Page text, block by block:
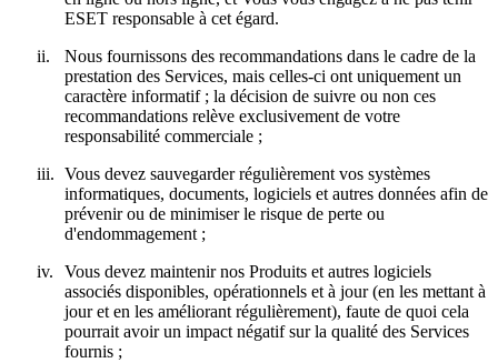
ESET responsable à cet égard.
ii.
Nous fournissons des recommandations dans le cadre de la
prestation des Services, mais celles-ci ont uniquement un
caractère informatif ; la décision de suivre ou non ces
recommandations relève exclusivement de votre
responsabilité commerciale ;
iii. Vous devez sauvegarder régulièrement vos systèmes
informatiques, documents, logiciels et autres données afin de
prévenir ou de minimiser le risque de perte ou
d'endommagement ;
iv.
Vous devez maintenir nos Produits et autres logiciels
associés disponibles, opérationnels et à jour (en les mettant à
jour et en les améliorant régulièrement), faute de quoi cela
pourrait avoir un impact négatif sur la qualité des Services
fournis ;